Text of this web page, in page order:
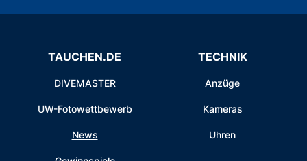
TAUCHEN.DE
DIVEMASTER
UW-Fotowettbewerb
News
TECHNIK
Anzüge
Kameras
Uhren